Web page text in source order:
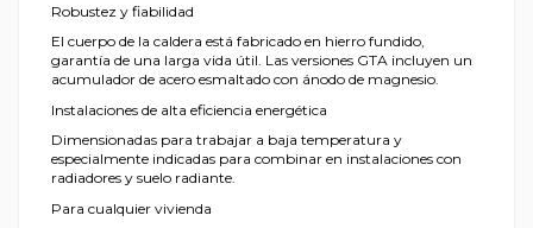
Robustez y fiabilidad
El cuerpo de la caldera está fabricado en hierro fundido,
garantía de una larga vida útil. Las versiones GTA incluyen un
acumulador de acero esmaltado con ánodo de magnesio.
Instalaciones de alta eficiencia energética
Dimensionadas para trabajar a baja temperatura y
especialmente indicadas para combinar en instalaciones con
radiadores y suelo radiante.
Para cualquier vivienda